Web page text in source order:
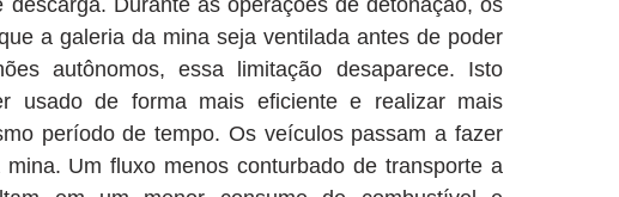
Durante as operações de detonação, os
a galeria da mina seja ventilada antes de poder
autônomos, essa limitação desaparece. Isto
usado de forma mais eficiente e realizar mais
período de tempo. Os veículos passam a fazer
Um fluxo menos conturbado de transporte a